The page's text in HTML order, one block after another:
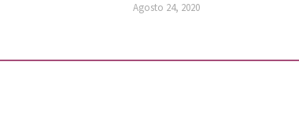
Agosto 24, 2020